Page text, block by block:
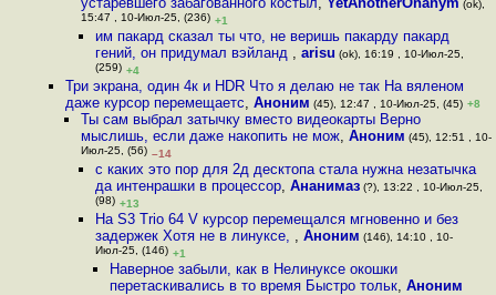
(ok),
15:47 , 10-Июл-25, (236) +1
им пакард сказал ты что, не веришь пакарду пакард
гений, он придумал вэйланд , arisu (ok), 16:19 , 10-Июл-25,
(259) +4
Три экрана, один 4к и HDR Что я делаю не так На вяленом
даже курсор перемещаетс,Аноним (45), 12:47 , 10-Июл-25, (45) +8
Ты сам выбрал затычку вместо видеокарты Верно
мыслишь, если даже накопить не мож, Аноним (45), 12:51 , 10-
Июл-25, (56) –14
с каких это пор для 2д десктопа стала нужна незатычка
да интенрашки в процессор, Ананимаз(?), 13:22 , 10-Июл-25,
(98) +13
На S3 Trio 64 V курсор перемещался мгновенно и без
задержек Хотя не в линуксе, , Аноним (146), 14:10 , 10-
Июл-25, (146) +1
Наверное забыли, как в Нелинуксе окошки
перетаскивались в то время Быстро тольк,Аноним